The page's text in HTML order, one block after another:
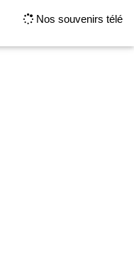
Nos souvenirs télé